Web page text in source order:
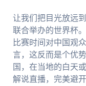
让我们把目光放远
联合举办的世界杯
比赛时间对中国观
言，这反而是个优
国，在当地的白天
解说直播，完美避